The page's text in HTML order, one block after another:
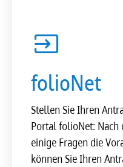
folioNet
Stellen Sie Ihren
Portal folioNet:
einige Fragen die
können Sie Ihren